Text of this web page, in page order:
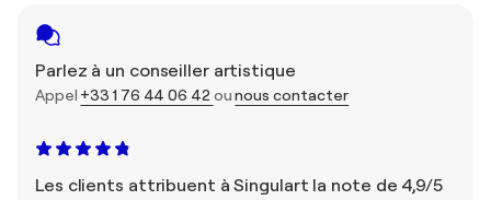
Parlez à un conseiller artistique
Appel +33 1 76 44 06 42ounous contacter
Les clients attribuent à Singulart la note de 4,9/5